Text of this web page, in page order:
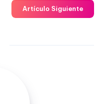
Artículo Siguiente